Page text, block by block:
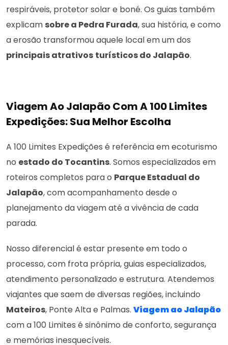
respiráveis, protetor solar e boné. Os guias também
explicam sobre a Pedra Furada, sua história, e como
a erosão transformou aquele local em um dos
principais atrativos turísticos do Jalapão.
Viagem Ao Jalapão Com A 100 Limites
Expedições: Sua Melhor Escolha
A 100 Limites Expedições é referência em ecoturismo
no estado do Tocantins. Somos especializados em
roteiros completos para o Parque Estadual do
Jalapão, com acompanhamento desde o
planejamento da viagem até a vivência de cada
parada.
Nosso diferencial é estar presente em todo o
processo, com frota própria, guias especializados,
atendimento personalizado e estrutura. Atendemos
viajantes que saem de diversas regiões, incluindo
Mateiros, Ponte Alta e Palmas. Viagem ao Jalapão
com a 100 Limites é sinônimo de conforto, segurança
e memórias inesquecíveis.